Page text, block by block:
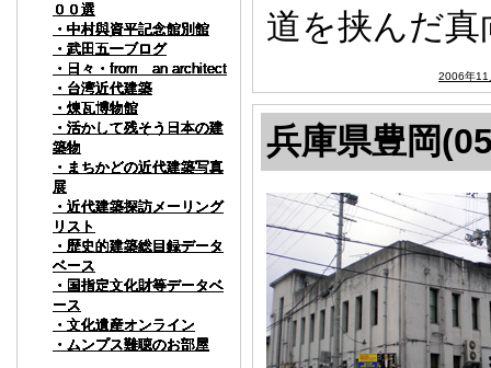
００選
・中村與資平記念館別館
・武田五一ブログ
・日々・from an architect
・台湾近代建築
・煉瓦博物館
・活かして残そう日本の建
築物
・まちかどの近代建築写真
展
・近代建築探訪メーリング
リスト
・歴史的建築総目録データ
ベース
・国指定文化財等データベ
ース
・文化遺産オンライン
・ムンプス難聴のお部屋
００選
・中村與資平記念館別館
・武田五一ブログ
・日々・from an architect
・台湾近代建築
・煉瓦博物館
・活かして残そう日本の建
築物
・まちかどの近代建築写真
展
・近代建築探訪メーリング
リスト
・歴史的建築総目録データ
ベース
・国指定文化財等データベ
ース
・文化遺産オンライン
・ムンプス難聴のお部屋
００選
・中村與資平記念館別館
・武田五一ブログ
・日々・from an architect
・台湾近代建築
・煉瓦博物館
・活かして残そう日本の建
築物
・まちかどの近代建築写真
展
・近代建築探訪メーリング
リスト
・歴史的建築総目録データ
ベース
・国指定文化財等データベ
ース
・文化遺産オンライン
・ムンプス難聴のお部屋
００選
・中村與資平記念館別館
・武田五一ブログ
・日々・from an architect
・台湾近代建築
・煉瓦博物館
・活かして残そう日本の建
築物
・まちかどの近代建築写真
展
・近代建築探訪メーリング
リスト
・歴史的建築総目録データ
ベース
・国指定文化財等データベ
ース
・文化遺産オンライン
・ムンプス難聴のお部屋
道を挟んだ
2006年11
００選
・中村與資平記念館別館
・武田五一ブログ
・日々・from an architect
・台湾近代建築
・煉瓦博物館
・活かして残そう日本の建
築物
・まちかどの近代建築写真
展
・近代建築探訪メーリング
リスト
・歴史的建築総目録データ
ベース
・国指定文化財等データベ
ース
・文化遺産オンライン
・ムンプス難聴のお部屋
兵庫県豊岡
００選
・中村與資平記念館別館
・武田五一ブログ
・日々・from an architect
・台湾近代建築
・煉瓦博物館
・活かして残そう日本の建
築物
・まちかどの近代建築写真
展
・近代建築探訪メーリング
リスト
・歴史的建築総目録データ
ベース
・国指定文化財等データベ
ース
・文化遺産オンライン
・ムンプス難聴のお部屋
００選
・中村與資平記念館別館
・武田五一ブログ
・日々・from an architect
・台湾近代建築
・煉瓦博物館
・活かして残そう日本の建
築物
・まちかどの近代建築写真
展
・近代建築探訪メーリング
リスト
・歴史的建築総目録データ
ベース
・国指定文化財等データベ
ース
・文化遺産オンライン
・ムンプス難聴のお部屋
００選
・中村與資平記念館別館
・武田五一ブログ
・日々・from an architect
・台湾近代建築
・煉瓦博物館
・活かして残そう日本の建
築物
・まちかどの近代建築写真
展
・近代建築探訪メーリング
リスト
・歴史的建築総目録データ
ベース
・国指定文化財等データベ
ース
・文化遺産オンライン
・ムンプス難聴のお部屋
００選
・中村與資平記念館別館
・武田五一ブログ
・日々・from an architect
・台湾近代建築
・煉瓦博物館
・活かして残そう日本の建
築物
・まちかどの近代建築写真
展
・近代建築探訪メーリング
リスト
・歴史的建築総目録データ
ベース
・国指定文化財等データベ
ース
・文化遺産オンライン
・ムンプス難聴のお部屋